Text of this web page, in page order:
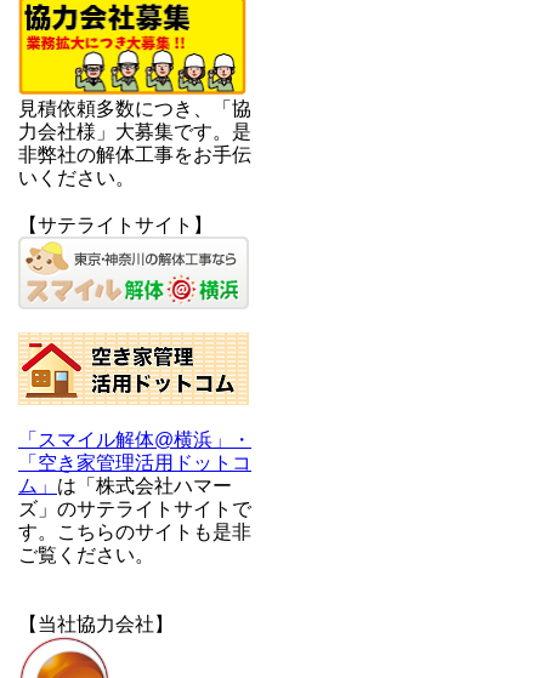
見積依頼多数につき、「協
力会社様」大募集です。是
非弊社の解体工事をお手伝
いください。
【サテライトサイト】
「スマイル解体@横浜」・
「空き家管理活用ドットコ
ム」 は「株式会社ハマー
ズ」のサテライトサイトで
す。こちらのサイトも是非
ご覧ください。
【当社協力会社】